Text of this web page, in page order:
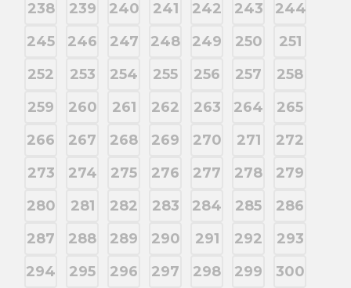
238
239 240 241 242 243
244
245
246 247 248 249 250
251
252
253 254 255 256 257
258
259
260 261 262 263 264
265
266
267 268 269 270 271
272
273
274 275 276 277 278
279
280
281 282 283 284 285
286
287
288 289 290 291 292
293
294
295 296 297 298 299
300